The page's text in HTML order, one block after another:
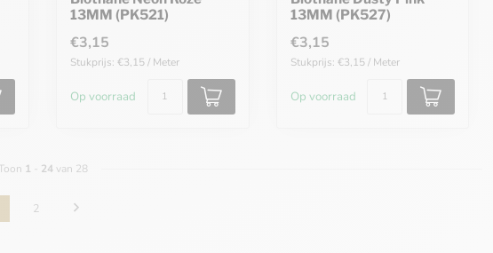
13MM (PK521)
€3,15
Stukprijs: €3,15 / Meter
Op voorraad
13MM (PK527)
€3,15
Stukprijs: €3,15 / Meter
Op voorraad
Toon 1 24van 28
2